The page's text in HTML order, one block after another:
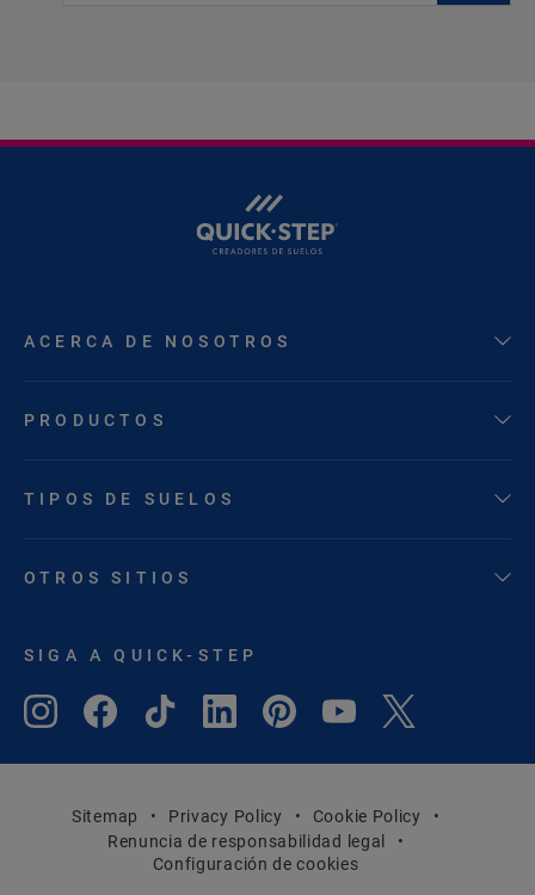
ACERCA DE NOSOTROS
PRODUCTOS
TIPOS DE SUELOS
OTROS SITIOS
SIGA A QUICK-STEP
Sitemap Privacy Policy
Cookie Policy
Renuncia de responsabilidad legal
Configuración de cookies